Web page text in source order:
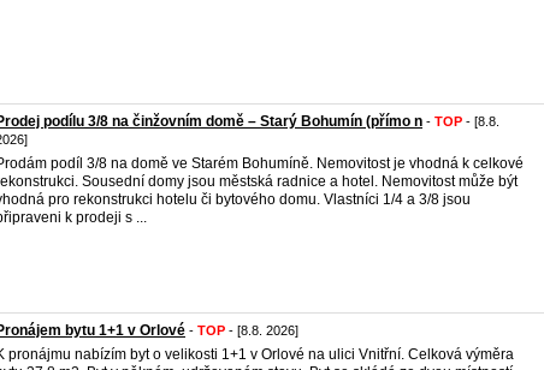
podílu 3/8 na činžovním domě – Starý Bohumín (přímo n - TOP - [8.8.
podíl 3/8 na domě ve Starém Bohumíně. Nemovitost je vhodná k celkové
Sousední domy jsou městská radnice a hotel. Nemovitost může být
pro rekonstrukci hotelu či bytového domu. Vlastníci 1/4 a 3/8 jsou
k prodeji s ...
bytu 1+1 v Orlové - TOP - [8.8. 2026]
pronájmu nabízím byt o velikosti 1+1 v Orlové na ulici Vnitřní. Celková výměra